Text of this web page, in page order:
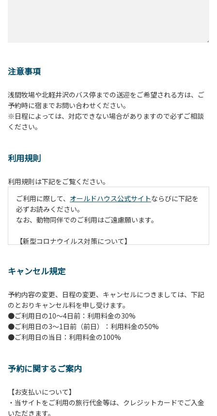
注意事項
浅間牧場や北軽井沢のバス停までの送迎をご希望される方は、ご
予約時に宿までお問い合わせください。
※日程によっては、対応できない場合がありますので必ずご相談
ください。
利用規則
利用規則は下記をご覧ください。
ご利用に際して、 オールドハウス公式サイトならびに下記を
必ずお読みください。
なお、動物同伴でのご利用はご遠慮願います。
【新型コロナウイルス対策について】
また、今後の状況次第で変わる場合がありますのでご了承く
【ペンションでの取り組み】
・お食事は席数を減らしソーシャルディスタンスを確保して
のお食事。
・お食事は18時と19時の2回に分けて行います。（ご希望の
・玄関、食堂に手指の消毒スプレーを設置。
・定期的な施設の消毒。
・スタッフの体調管理、健康チェックの徹底。
・使い捨てスリッパをご用意しております。
キャンセル規定
予約内容の変更、日程の変更、キャンセルにつきましては、下記
のとおりキャンセル料を申し受けます。
●ご利用日の10～4日前：利用料金の30%
●ご利用日の3～1日前（前日）：利用料金の50%
●ご利用日の当日：利用料金の100%
予約に関するご案内
【お支払いについて】
・当サイトをご利用の旅行代金等は、クレジットカードでご入金
いただきます。